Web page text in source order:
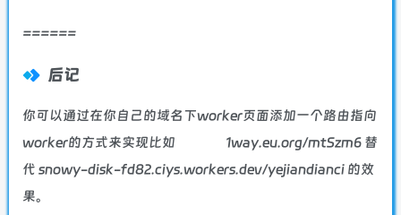
======
后记
你可以通过在你自己的域名下worker页面添加一个路由指向
worker的方式来实现比如
1way.eu.org/mtSzm6 替
代 snowy-disk-fd82.ciys.workers.dev/yejiandianci 的效
果。